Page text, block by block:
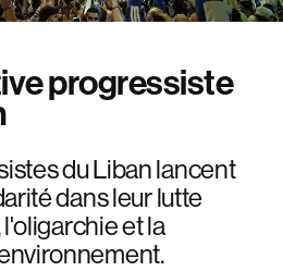
progressiste
du Liban lancent
dans leur lutte
et la